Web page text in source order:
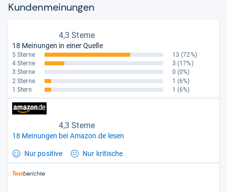
Kun­den­mei­nun­gen
4,3 Sterne
18 Meinungen in einer Quelle
5 Sterne 13 (72%)
4 Sterne
3 (17%)
3 Sterne
0 (0%)
2 Sterne
1 (6%)
1 Stern
1 (6%)
4,3 Sterne
18 Meinungen bei Amazon.de lesen
Nur positive Nur kritische